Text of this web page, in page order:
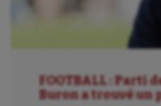
Gymnastique
Haltérophilie
Hippisme
FOOTBALL : Parti
Buron a trouvé un